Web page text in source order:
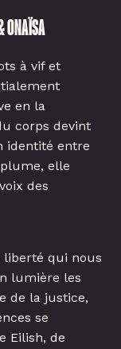
ONAÏSA
à vif et
en la
corps devint
identité entre
elle
des
liberté qui nous
lumière les
de la justice,
se
Eilish, de